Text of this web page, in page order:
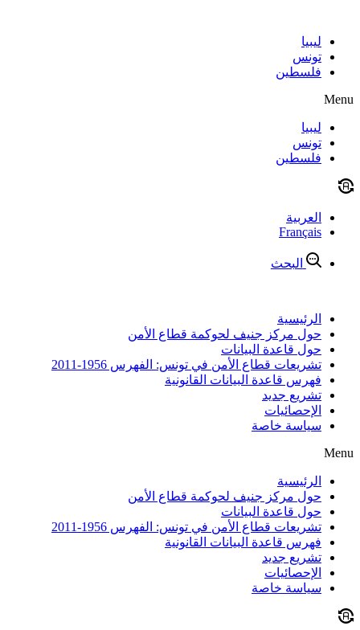
contentليبيا
تونس
فلسطين
Menu
ليبيا
تونس
فلسطين
العربية
Français
البحث
الرئيسية
حول مركز جنيف لحوكمة قطاع الأمن
حول قاعدة البيانات
تشريعات قطاع الأمن في تونس: الفهرس 1956-2011
فهرس قاعدة البيانات القانونية
تشريع جديد
الإحصائيات
سياسة خاصة
Menu
الرئيسية
حول مركز جنيف لحوكمة قطاع الأمن
حول قاعدة البيانات
تشريعات قطاع الأمن في تونس: الفهرس 1956-2011
فهرس قاعدة البيانات القانونية
تشريع جديد
الإحصائيات
سياسة خاصة